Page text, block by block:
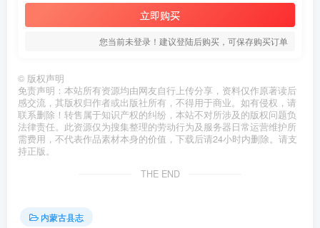
立即购买
您当前未登录！建议登陆后购买，可保存购买订单
© 版权声明
免责声明：本站所有资源均由网友自行上传分享，资料仅作原著读后
感交流，其版权归作者或出版社所有，不得用于商业。如有侵权，请
联系删除！转售属于知识产权的纠纷，本站不对所涉及的版权问题负
法律责任。此资源仅为搜集整理的劳动行为及服务器日常运营维护所
需费用，不代表作品素材本身的价值，下载后请24小时内删除。请支
持正版。
THE END
内蒙古县志